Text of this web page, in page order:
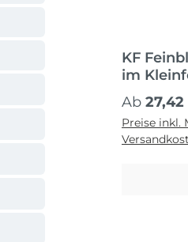
KF
im
Ab
Preise inkl.